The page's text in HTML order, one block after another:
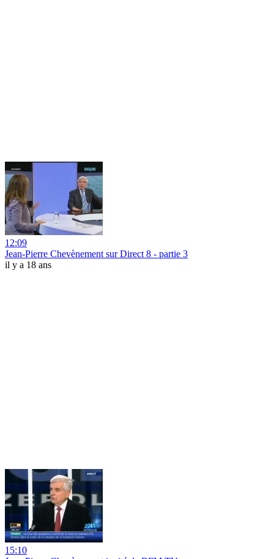
12:09
Jean-Pierre Chevènement sur Direct 8 - partie 3
il y a 18 ans
15:10